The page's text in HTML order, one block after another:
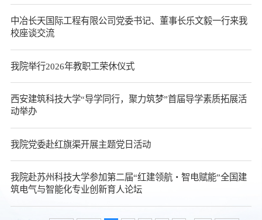
中冶长天国际工程有限公司党委书记、董事长乐文毅一行来我
校座谈交流
我院举行2026年教职工荣休仪式
西安建筑科技大学“导学同行，聚力筑梦”首届导学素质拓展活
动举办
我院党委赴红旗渠开展主题党日活动
我院赴苏州科技大学参加第二届“红建领航・智电赋能”全国建
筑电气与智能化专业创新育人论坛